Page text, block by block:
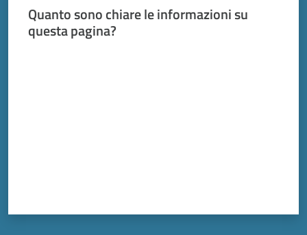
Quanto sono chiare le informazioni su
questa pagina?